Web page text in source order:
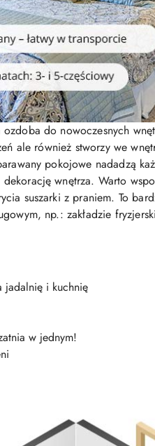
do nowoczesnych
ale również stworzy we
pokojowe nadadzą
wnętrza. Warto
suszarki z praniem. To
np.: zakładzie
jadalnię i kuchnię
w jednym!